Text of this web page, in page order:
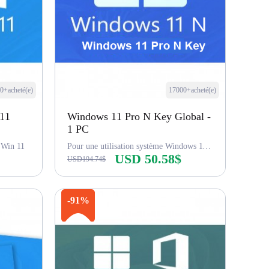
11
17000+acheté(e)
Windows 11 Pro N Key Global -
1 PC
Pour une utilisation système Windows 11 Pro N
USD194.74$ USD 50.58$
Acheter maintenant
-91%